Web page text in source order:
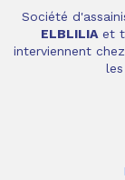
Société
ELBLILIA et
interviennent